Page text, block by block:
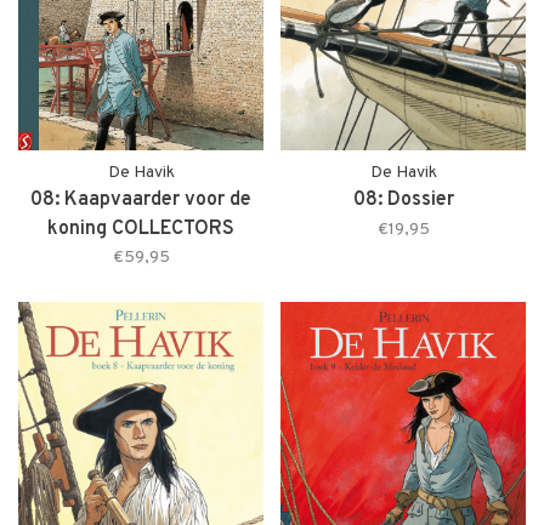
De Havik
08: Kaapvaarder voor de
koning COLLECTORS
EDITION
€59,95
De Havik
08: Dossier
€19,95